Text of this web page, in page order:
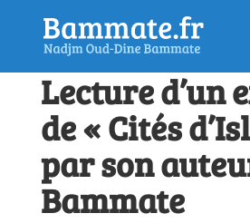
Lecture d’un
de « Cités
par son
Bammate